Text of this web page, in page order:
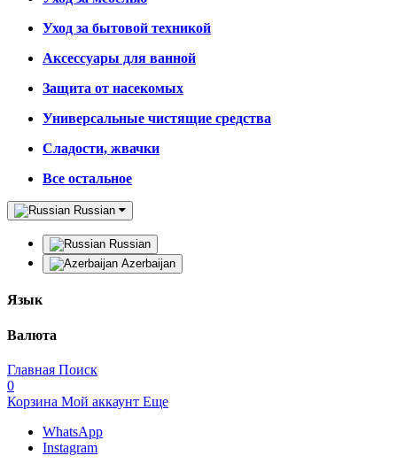
Уход за бытовой техникой
Аксессуары для ванной
Защита от насекомых
Универсальные чистящие средства
Сладости, жвачки
Все остальное
Russian
Russian
Azerbaijan
Язык
Валюта
Главная Поиск
0
Корзина Мой аккаунт Еще
WhatsApp
Instagram